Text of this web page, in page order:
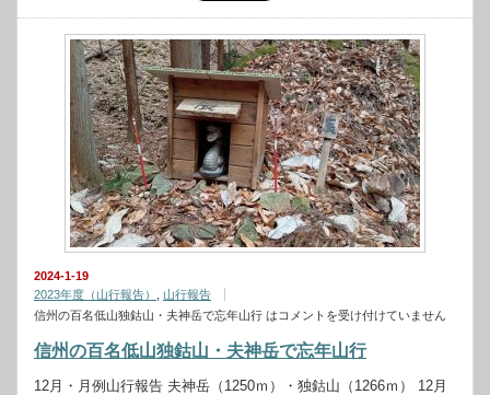
2024-1-19
2023年度（山行報告）
山行報告
信州の百名低山独鈷山・夫神岳で忘年山行 は コメントを受け付けていません
信州の百名低山独鈷山・夫神岳で忘年山行
12月・月例山行報告 夫神岳（1250ｍ）・独鈷山（1266ｍ） 12月